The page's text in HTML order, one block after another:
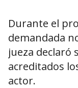
Durante el
demandada
jueza declaró
acreditados
actor.